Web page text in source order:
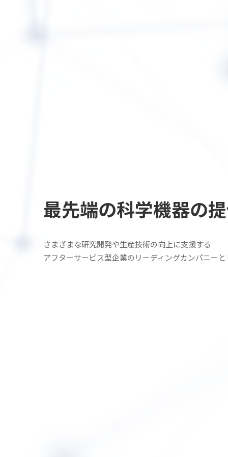
最先端の科学機器の
さまざまな研究開発や生産技術の向上に支援する
アフターサービス型企業の リーディングカンパニー